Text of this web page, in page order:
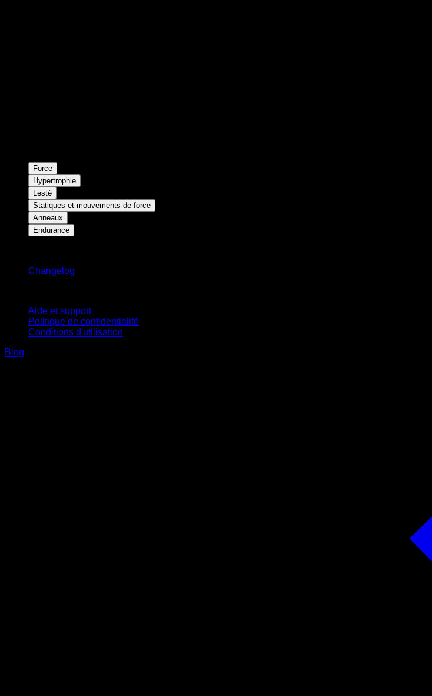
Force
Hypertrophie
Lesté
Statiques et mouvements de force
Anneaux
Endurance
Changelog
Aide et support
Politique de confidentialité
Conditions d'utilisation
Blog